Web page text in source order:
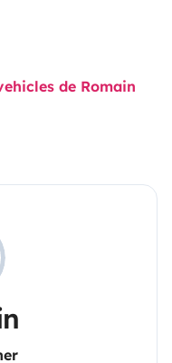
de Romain